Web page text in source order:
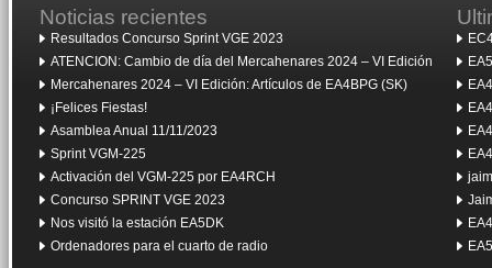
Noticias recientes
Resultados Concurso Sprint VGE 2023
ATENCION: Cambio de día del Mercahenares 2024 – VI Edición
Mercahenares 2024 – VI Edición: Artículos de EA4BPG (SK)
¡Felices Fiestas!
Asamblea Anual 11/11/2023
Sprint VGM-225
Activación del VGM-225 por EA4RCH
Concurso SPRINT VGE 2023
Nos visitó la estación EA5DK
Ordenadores para el cuarto de radio